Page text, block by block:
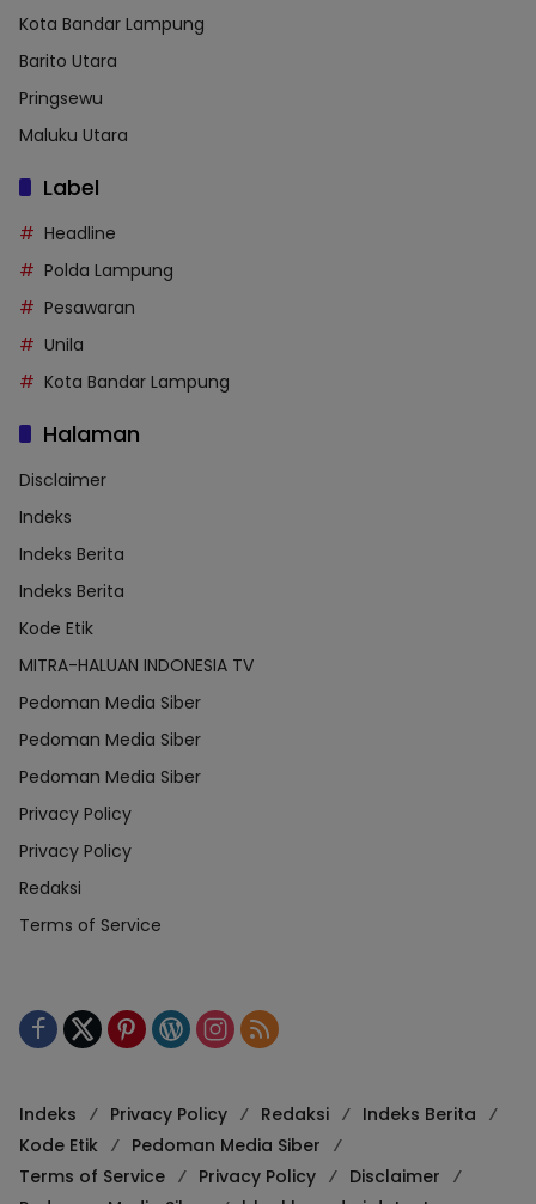
Kota Bandar Lampung
Barito Utara
Pringsewu
Maluku Utara
Label
Headline
Polda Lampung
Pesawaran
Unila
Kota Bandar Lampung
Halaman
Disclaimer
Indeks
Indeks Berita
Indeks Berita
Kode Etik
MITRA-HALUAN INDONESIA TV
Pedoman Media Siber
Pedoman Media Siber
Pedoman Media Siber
Privacy Policy
Privacy Policy
Redaksi
Terms of Service
Indeks Privacy Policy Redaksi
Indeks Berita
Kode Etik
Pedoman Media Siber
Terms of Service
Privacy Policy
Disclaimer